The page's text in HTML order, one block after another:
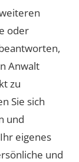
oder
Anwalt
zu
Sie sich
und
eigenes
und